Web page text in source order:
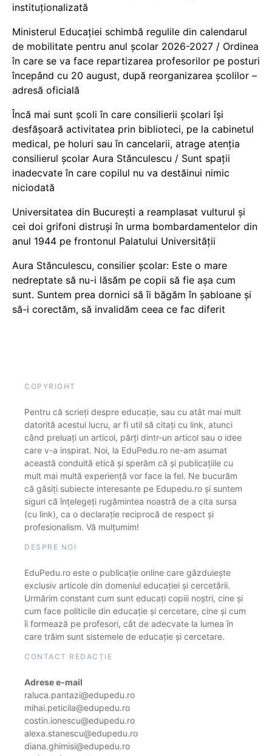
instituționalizată
Ministerul Educației schimbă regulile din calendarul
de mobilitate pentru anul școlar 2026-2027 / Ordinea
în care se va face repartizarea profesorilor pe posturi
începând cu 20 august, după reorganizarea școlilor –
adresă oficială
Încă mai sunt școli în care consilierii școlari își
desfășoară activitatea prin biblioteci, pe la cabinetul
medical, pe holuri sau în cancelarii, atrage atenția
consilierul școlar Aura Stănculescu / Sunt spații
inadecvate în care copilul nu va destăinui nimic
niciodată
Universitatea din București a reamplasat vulturul și
cei doi grifoni distruși în urma bombardamentelor din
anul 1944 pe frontonul Palatului Universității
Aura Stănculescu, consilier școlar: Este o mare
nedreptate să nu-i lăsăm pe copii să fie așa cum
sunt. Suntem prea dornici să îi băgăm în șabloane și
să-i corectăm, să invalidăm ceea ce fac diferit
COPYRIGHT
Pentru că scrieți despre educație, sau cu atât mai mult
datorită acestui lucru, ar fi util să citați cu link, atunci
când preluați un articol, părți dintr-un articol sau o idee
care v-a inspirat. Noi, la EduPedu.ro ne-am asumat
această conduită etică și sperăm că și publicațiile cu
mult mai multă experiență vor face la fel. Ne bucurăm
că găsiți subiecte interesante pe Edupedu.ro și suntem
siguri că înțelegeți rugămintea noastră de a cita sursa
(cu link), ca o declarație reciprocă de respect și
profesionalism. Vă mulțumim!
DESPRE NOI
EduPedu.ro este o publicație online care găzduiește
exclusiv articole din domeniul educației și cercetării.
Urmărim constant cum sunt educați copiii noștri, cine și
cum face politicile din educație și cercetare, cine și cum
îi formează pe profesori, cât de adecvate la lumea în
care trăim sunt sistemele de educație și cercetare.
CONTACT REDACȚIE
Adrese e-mail
raluca.pantazi@edupedu.ro
mihai.peticila@edupedu.ro
costin.ionescu@edupedu.ro
alexa.stanescu@edupedu.ro
diana.ghimisi@edupedu.ro